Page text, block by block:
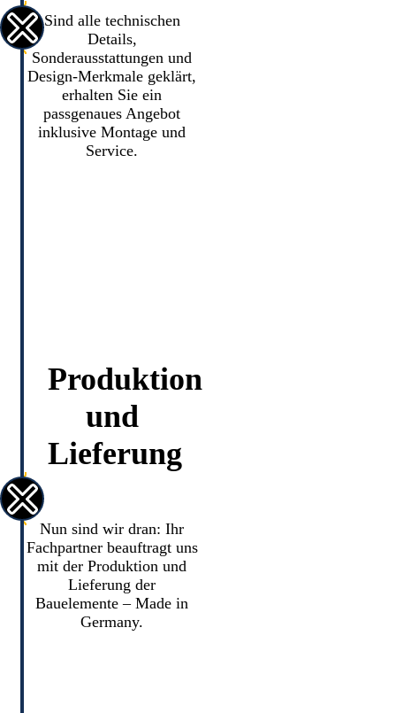
Sind alle technischen
Details,
Sonderausstattungen und
Design-Merkmale geklärt,
erhalten Sie ein
passgenaues Angebot
inklusive Montage und
Service.
Produktion
und
Lieferung
Nun sind wir dran: Ihr
Fachpartner beauftragt uns
mit der Produktion und
Lieferung der
Bauelemente – Made in
Germany.